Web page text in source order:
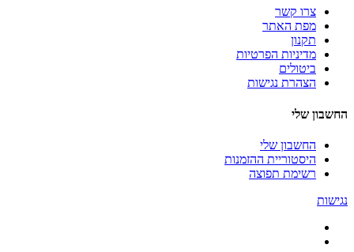
צרו קשר
מפת האתר
תקנון
מדיניות הפרטיות
ביטולים
הצהרת נגישות
החשבון שלי
החשבון שלי
היסטוריית ההזמנות
רשימת תפוצה
נגישות